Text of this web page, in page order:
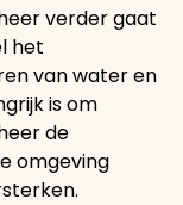
verder gaat
het
van water en
is om
de
omgeving